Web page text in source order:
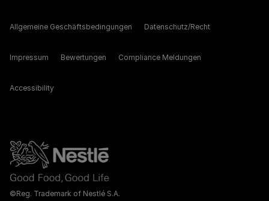
©Reg. Trademark of Nestlé S.A.
Allgemeine Geschäftsbedingungen Datenschutz/Recht
Impressum Bewertungen Compliance Meldungen
Accessibility